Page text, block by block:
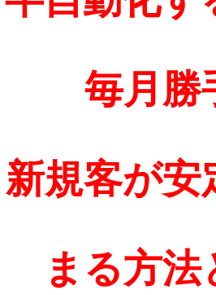
毎月勝
新規客が安
まる方法